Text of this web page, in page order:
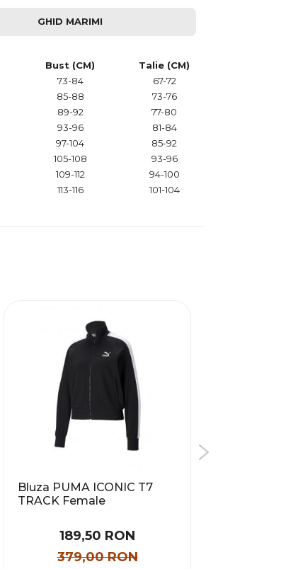
GHID MARIMI
Bust (CM)
Talie (CM)
73-84
67-72
85-88
73-76
89-92
77-80
93-96
81-84
97-104
85-92
105-108
93-96
109-112
94-100
113-116 101-104
Bluza PUMA ICONIC T7
TRACK Female
189,50 RON
379,00 RON